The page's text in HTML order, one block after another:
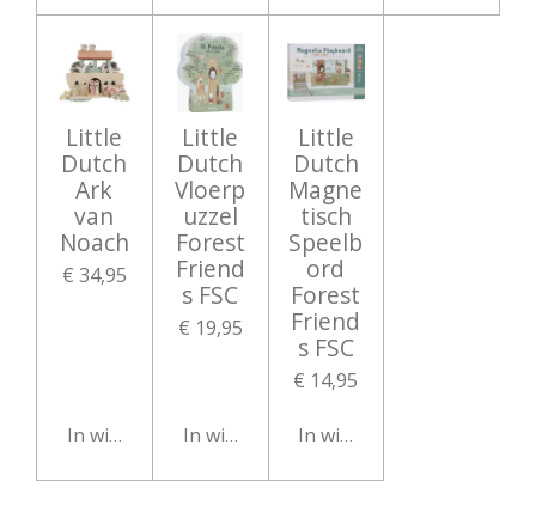
Little
Dutch
Ark
van
Noach
€ 34,95
In winkelwagen
Little
Dutch
Vloerp
uzzel
Forest
Friend
s FSC
€ 19,95
In winkelwagen
Little
Dutch
Magne
tisch
Speelb
ord
Forest
Friend
s FSC
€ 14,95
In winkelwagen